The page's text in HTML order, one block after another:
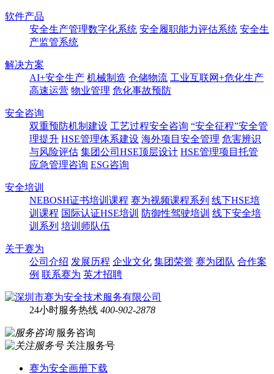
软件产品
安全生产管理数字化系统 安全履职能力评估系统 安全生
产监管系统
解决方案
AI+安全生产 机械制造 仓储物流 工业互联网+危化生产
高速运营 物业管理 危化事故预防
安全咨询
双重预防机制建设 工艺过程安全咨询 “安全征程”安全管
理提升 HSE管理体系建设 海外项目安全管理 危害辨识
与风险评估 集团公司HSE顶层设计 HSE管理项目托管
应急管理咨询 ESG咨询
安全培训
NEBOSH证书培训课程 赛为视频课程系列 线下HSE培
训课程 国际认证HSE培训 防御性驾驶培训 线下安全培
训系列 培训师队伍
关于赛为
公司介绍 发展历程 企业文化 集团荣誉 赛为团队 合作案
例 联系赛为 英才招聘
24小时服务热线 400-902-2878
服务咨询
关注服务号
赛为安全画册下载